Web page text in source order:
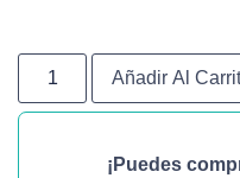
Añadir Al
¡Puedes